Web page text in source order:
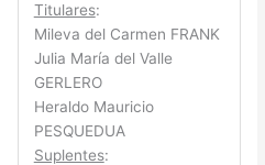
Titulares:
Mileva del Carmen FRANK
Julia María del Valle
GERLERO
Heraldo Mauricio
PESQUEDUA
Suplentes: